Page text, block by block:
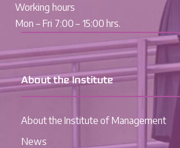
Working hours
Mon – Fri 7:00 – 15:00 hrs.
About the Institute
About the Institute of Management
News